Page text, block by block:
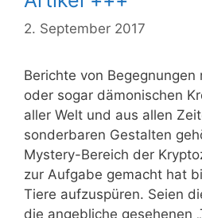
2. September 2017
Berichte von Begegnungen
oder sogar dämonischen
aller Welt und aus allen
sonderbaren Gestalten
Mystery-Bereich der
zur Aufgabe gemacht hat
Tiere aufzuspüren. Seien
die angebliche gesehenen